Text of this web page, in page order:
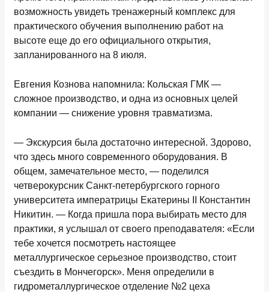
возможность увидеть тренажерный комплекс для
практического обучения выполнению работ на
высоте еще до его официального открытия,
запланированного на 8 июля.
Евгения Кознова напомнила: Кольская ГМК —
сложное производство, и одна из основных целей
компании — снижение уровня травматизма.
— Экскурсия была достаточно интересной. Здорово,
что здесь много современного оборудования. В
общем, замечательное место, — поделился
четверокурсник Санкт-петербургского горного
университета императрицы Екатерины II Константин
Никитин. — Когда пришла пора выбирать место для
практики, я услышал от своего преподавателя: «Если
тебе хочется посмотреть настоящее
металлургическое серьезное производство, стоит
съездить в Мончегорск». Меня определили в
гидрометаллургическое отделение №2 цеха